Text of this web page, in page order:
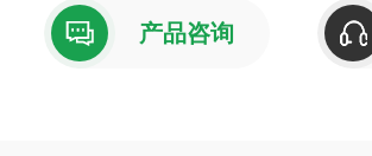
产品咨询